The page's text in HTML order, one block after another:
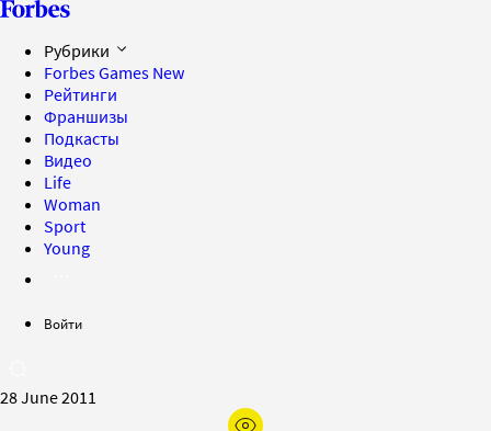
Рубрики
Forbes Games New
Рейтинги
Франшизы
Подкасты
Видео
Life
Woman
Sport
Young
Войти
28 June 2011